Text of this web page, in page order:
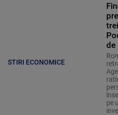
STIRI ECONOMICE
de
pe